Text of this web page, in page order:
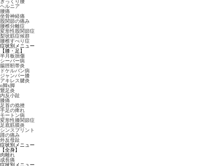
ぎっくり腰
ヘルニア
腰痛
坐骨神経痛
股関節の痛み
腰椎分離症
変形性股関節症
梨状筋症候群
腰椎すべり症
症状別メニュー
【膝・足】
半月板損傷
シーバー病
腸脛靭帯炎
ドケルバン病
ジャンパー膝
アキレス腱炎
o脚x脚
鵞足炎
内反小趾
膝痛
足首の捻挫
手足の痺れ
モートン病
変形性膝関節症
足底筋膜炎
シンスプリント
踵の痛み
外反母趾
症状別メニュー
【全身】
肉離れ
成長痛
症状別メニュー